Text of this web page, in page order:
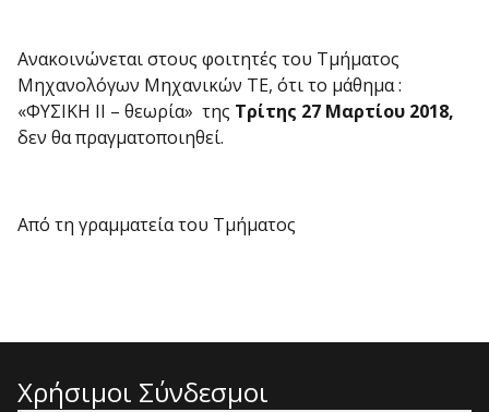
Ανακοινώνεται στους φοιτητές του Τμήματος
Μηχανολόγων Μηχανικών ΤΕ, ότι το μάθημα :
«ΦΥΣΙΚΗ ΙΙ – θεωρία» της Τρίτης 27 Μαρτίου 2018,
δεν θα πραγματοποιηθεί.
Από τη γραμματεία του Τμήματος
Χρήσιμοι Σύνδεσμοι